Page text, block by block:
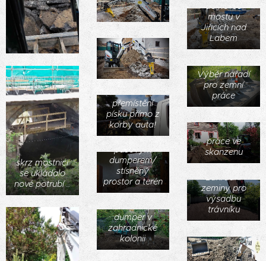
demolice
mostu v
Jiřicích nad
Labem
skrz mostnici
se ukládalo
nové potrubí ..
Výběr nářadí
pro zemní
práce
přemístění
písku přímo z
korby auta!
práce ve
skanzenu
práce s
pásovým
dumperem/
stísněný
prostor a terén
srovnání
zahrady +
dovoz tříděnné
zeminy pro
výsadbu
trávníku
dumper v
zahradnické
kolonii